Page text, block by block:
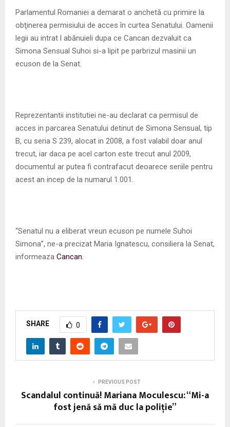
E
N
Parlamentul Romaniei a demarat o anchetă cu primire la
obţinerea permisiului de acces în curtea Senatului. Oamenii
legii au intrat l abănuieli dupa ce Cancan dezvaluit ca
Simona Sensual Suhoi si-a lipit pe parbrizul masinii un
ecuson de la Senat.
Reprezentantii institutiei ne-au declarat ca permisul de
acces in parcarea Senatului detinut de Simona Sensual, tip
B, cu seria S 239, alocat in 2008, a fost valabil doar anul
trecut, iar daca pe acel carton este trecut anul 2009,
documentul ar putea fi contrafacut deoarece seriile pentru
acest an incep de la numarul 1.001.
“Senatul nu a eliberat vreun ecuson pe numele Suhoi
Simona”, ne-a precizat Maria Ignatescu, consiliera la Senat,
informeaza Cancan.
SHARE 0
PREVIOUS POST
Scandalul continuă! Mariana Moculescu: “Mi-a
fost jenă să mă duc la poliţie”